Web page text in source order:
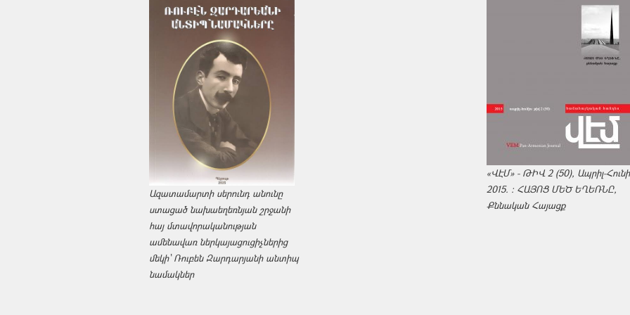
Ազատամարտի սերունդ անունը
ստացած նախաեղեռնյան շրջանի
հայ մտավորականության
ամենավառ ներկայացուցիչներից
մեկի՝ Ռուբեն Զարդարյանի անտիպ
նամակներ
«ՎԷՄ» - ԹԻՎ 2 (50), Ապրիլ-
2015. : ՀԱՅՈՑ ՄԵԾ ԵՂԵՌՆԸ,
Քննական Հայացք